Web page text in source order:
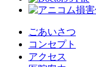
ごあいさつ
コンセプト
アクセス